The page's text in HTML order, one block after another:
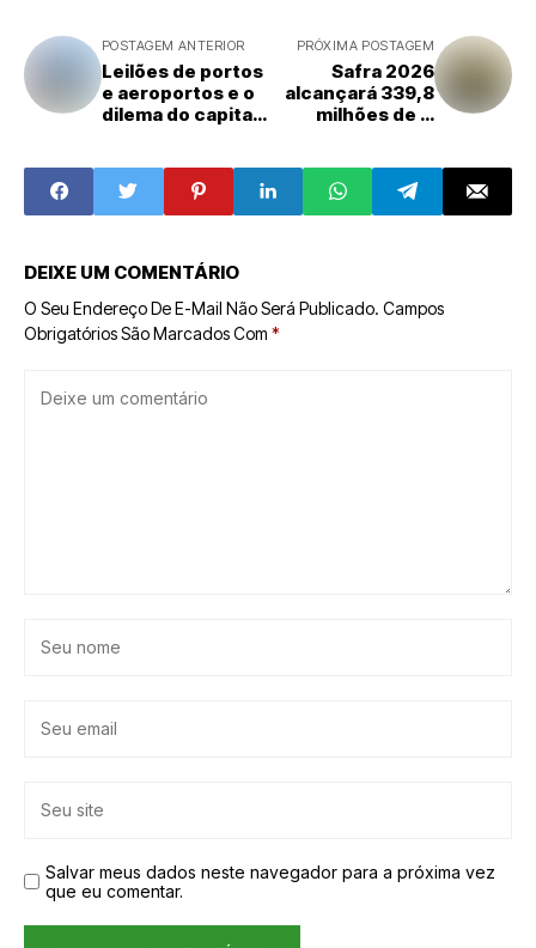
POSTAGEM ANTERIOR
Leilões de portos
e aeroportos e o
dilema do capital
PRÓXIMA POSTAGEM
Safra 2026
alcançará 339,8
milhões de t,
projeta IBGE
DEIXE UM COMENTÁRIO
O Seu Endereço De E-Mail Não Será Publicado. Campos
Obrigatórios São Marcados Com *
Salvar meus dados neste navegador para a próxima vez
que eu comentar.